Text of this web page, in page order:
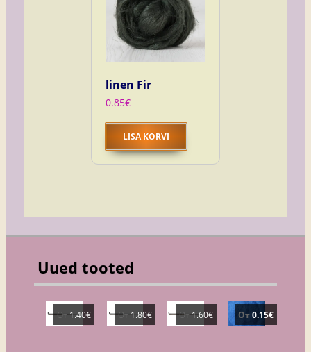
linen Fir
0.85€
LISA KORVI
Uued tooted
От1.40€ От 1.80€ От 1.60€ От0.15€